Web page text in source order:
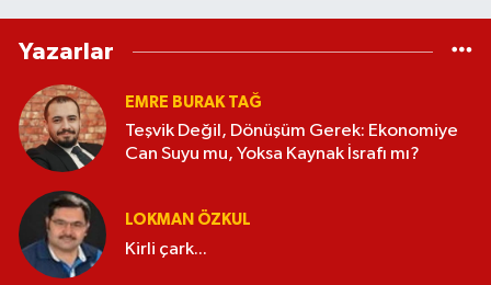
Yazarlar
EMRE BURAK TAĞ
Teşvik Değil, Dönüşüm Gerek: Ekonomiye
Can Suyu mu, Yoksa Kaynak İsrafı mı?
LOKMAN ÖZKUL
Kirli çark...